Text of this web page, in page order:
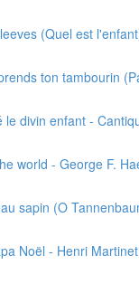
(Quel est
ton tambourin
le divin enfant -
world - George F.
sapin (O
Noël - Henri